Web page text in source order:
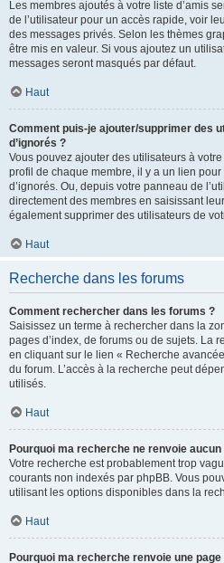
Les membres ajoutés à votre liste d’amis
de l’utilisateur pour un accès rapide, voir
des messages privés. Selon les thèmes
être mis en valeur. Si vous ajoutez un
messages seront masqués par défaut.
Haut
Comment puis-je ajouter/supprimer des
d’ignorés ?
Vous pouvez ajouter des utilisateurs à
profil de chaque membre, il y a un lien pour
d’ignorés. Ou, depuis votre panneau de
directement des membres en saisissant
également supprimer des utilisateurs de
Haut
Recherche dans les forums
Comment rechercher dans les forums ?
Saisissez un terme à rechercher dans la
pages d’index, de forums ou de sujets. La
en cliquant sur le lien « Recherche
du forum. L’accès à la recherche peut
utilisés.
Haut
Pourquoi ma recherche ne renvoie
Votre recherche est probablement trop
courants non indexés par phpBB. Vous
utilisant les options disponibles dans la
Haut
Pourquoi ma recherche renvoie une page